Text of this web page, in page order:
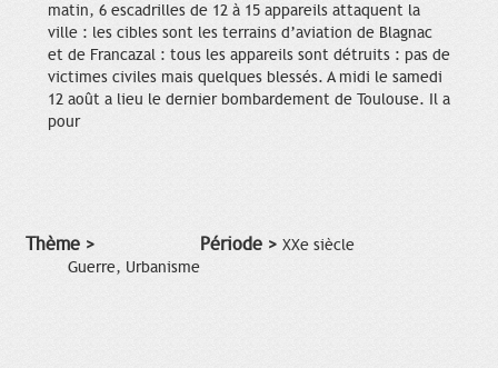
matin, 6 escadrilles de 12 à 15 appareils attaquent la
ville : les cibles sont les terrains d’aviation de Blagnac
et de Francazal : tous les appareils sont détruits : pas de
victimes civiles mais quelques blessés. A midi le samedi
12 août a lieu le dernier bombardement de Toulouse. Il a
pour
Thème >
Guerre, Urbanisme
Période > XXe siècle